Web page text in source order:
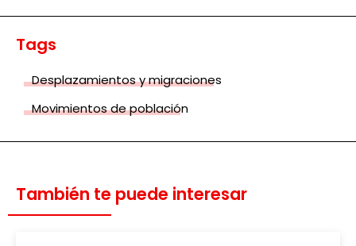
Tags
Desplazamientos y migraciones
Movimientos de población
También te puede interesar